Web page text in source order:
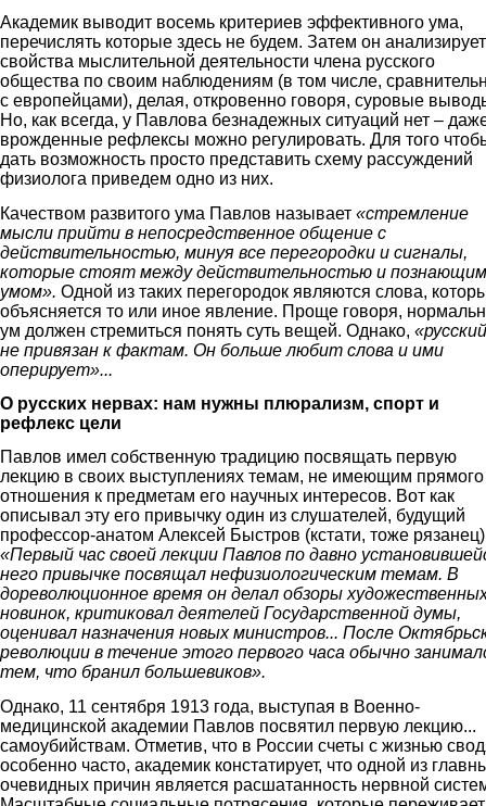
Академик выводит восемь критериев эффективного ума,
перечислять которые здесь не будем. Затем он анализирует
свойства мыслительной деятельности члена русского
общества по своим наблюдениям (в том числе,
с европейцами), делая, откровенно говоря, суровые
Но, как всегда, у Павлова безнадежных ситуаций нет –
врожденные рефлексы можно регулировать. Для того
дать возможность просто представить схему рассуждений
физиолога приведем одно из них.
Качеством развитого ума Павлов называет «стремление
мысли прийти в непосредственное общение с
действительностью, минуя все перегородки и сигналы,
которые стоят между действительностью и познающим
умом». Одной из таких перегородок являются слова,
объясняется то или иное явление. Проще говоря,
ум должен стремиться понять суть вещей. Однако,
не привязан к фактам. Он больше любит слова и ими
оперирует»...
О русских нервах: нам нужны плюрализм, спорт и
рефлекс цели
Павлов имел собственную традицию посвящать первую
лекцию в своих выступлениях темам, не имеющим прямого
отношения к предметам его научных интересов. Вот как
описывал эту его привычку один из слушателей, будущий
профессор-анатом Алексей Быстров (кстати, тоже
«Первый час своей лекции Павлов по давно
него привычке посвящал нефизиологическим темам. В
дореволюционное время он делал обзоры
новинок, критиковал деятелей Государственной думы,
оценивал назначения новых министров... После
революции в течение этого первого часа обычно
тем, что бранил большевиков».
Однако, 11 сентября 1913 года, выступая в Военно-
медицинской академии Павлов посвятил первую лекцию...
самоубийствам. Отметив, что в России счеты с жизнью
особенно часто, академик констатирует, что одной из
очевидных причин является расшатанность нервной